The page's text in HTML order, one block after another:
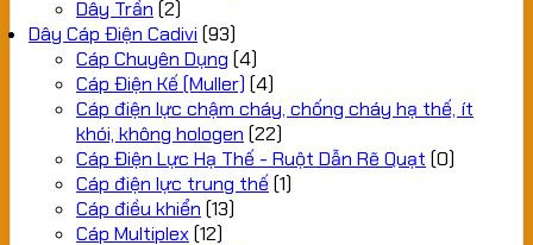
Dây Trần (2)
Dây Cáp Điện Cadivi (93)
Cáp Chuyên Dụng (4)
Cáp Điện Kế (Muller) (4)
Cáp điện lực chậm cháy, chống cháy hạ thế, ít
khói, không hologen (22)
Cáp Điện Lực Hạ Thế - Ruột Dẫn Rẽ Quạt (0)
Cáp điện lực trung thế (1)
Cáp điều khiển (13)
Cáp Multiplex(12)